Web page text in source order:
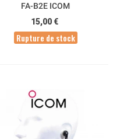
FA-B2E ICOM
15,00 €
Rupture de stock